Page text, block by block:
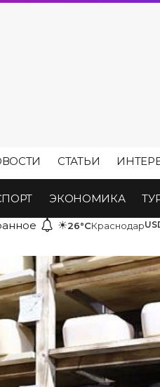
СТАТЬИ
ЭКОНОМИКА
☀26°CКраснодар